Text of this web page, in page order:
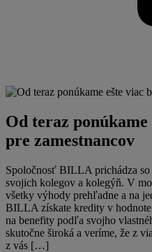
Od teraz
pre zamestnancov
Spoločnosť BILLA prichádza
svojich kolegov a kolegýň. V
všetky výhody prehľadne a na
BILLA získate kredity v
na benefity podľa svojho
skutočne široká a veríme, že z
z vás […]